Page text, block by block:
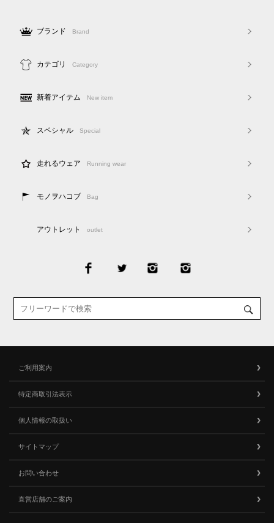
ブランド Brand
カテゴリ Category
新着アイテム New item
スペシャル Special
走れるウェア Running wear
モノヲハコブ Bag
アウトレット outlet
ご利用案内
特定商取引法表示
個人情報の取扱い
サイトマップ
お問い合わせ
直営店舗のご案内